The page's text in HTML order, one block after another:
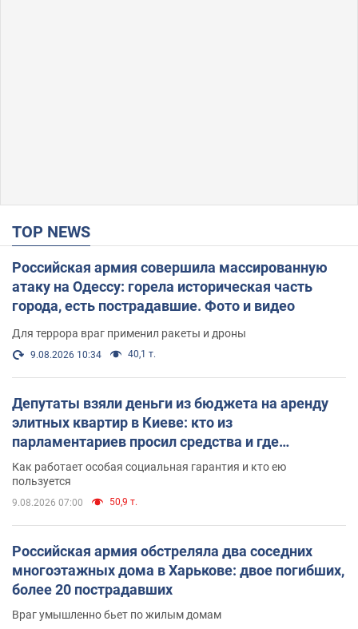
TOP NEWS
Российская армия совершила массированную
атаку на Одессу: горела историческая часть
города, есть пострадавшие. Фото и видео
Для террора враг применил ракеты и дроны
9.08.2026 10:34 40,1 т.
Депутаты взяли деньги из бюджета на аренду
элитных квартир в Киеве: кто из
парламентариев просил средства и где
поселился
Как работает особая социальная гарантия и кто ею
пользуется
9.08.2026 07:00 50,9 т.
Российская армия обстреляла два соседних
многоэтажных дома в Харькове: двое погибших,
более 20 пострадавших
Враг умышленно бьет по жилым домам